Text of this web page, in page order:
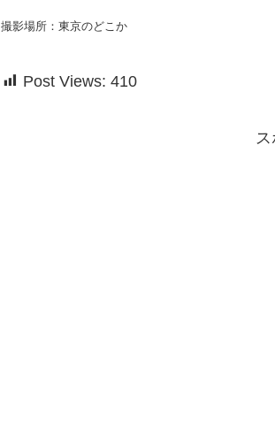
撮影場所：東京のどこか
Post Views: 410
ス